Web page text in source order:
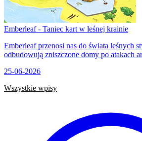
Emberleaf - Taniec kart w leśnej krainie
Emberleaf przenosi nas do świata leśnych
odbudowują zniszczone domy po atakach
25-06-2026
Wszystkie wpisy